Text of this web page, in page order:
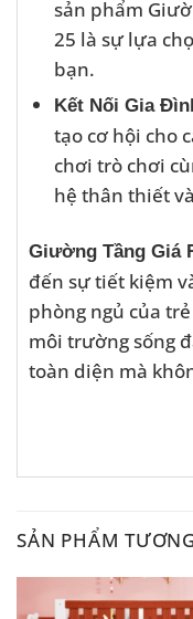
sản phẩm
25 là sự lựa
bạn.
Kết Nối Gia
tạo cơ hội cho
chơi trò chơi
hệ thân thiết
Giường Tầng Giá
đến sự tiết kiệm
phòng ngủ của
môi trường sống
toàn diện mà
SẢN PHẨM